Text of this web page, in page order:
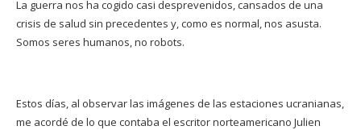
La guerra nos ha cogido casi desprevenidos, cansados de una
crisis de salud sin precedentes y, como es normal, nos asusta.
Somos seres humanos, no robots.
Estos días, al observar las imágenes de las estaciones ucranianas,
me acordé de lo que contaba el escritor norteamericano Julien